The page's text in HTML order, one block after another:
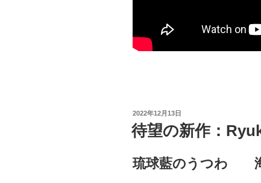
投
稿
日:
2022年12月13日
待望の新作：
琉球藍のうつわ